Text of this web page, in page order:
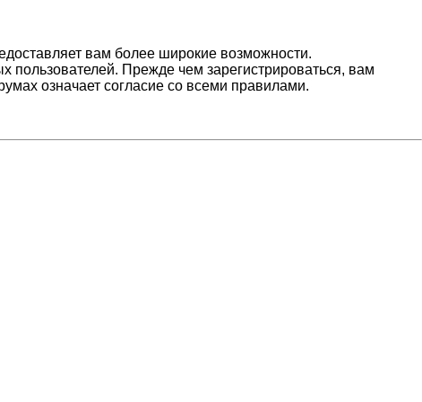
вам более широкие возможности.
пользователей. Прежде чем зарегистрироваться, вам
означает согласие со всеми правилами.